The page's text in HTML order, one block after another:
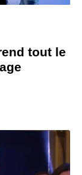
tout le